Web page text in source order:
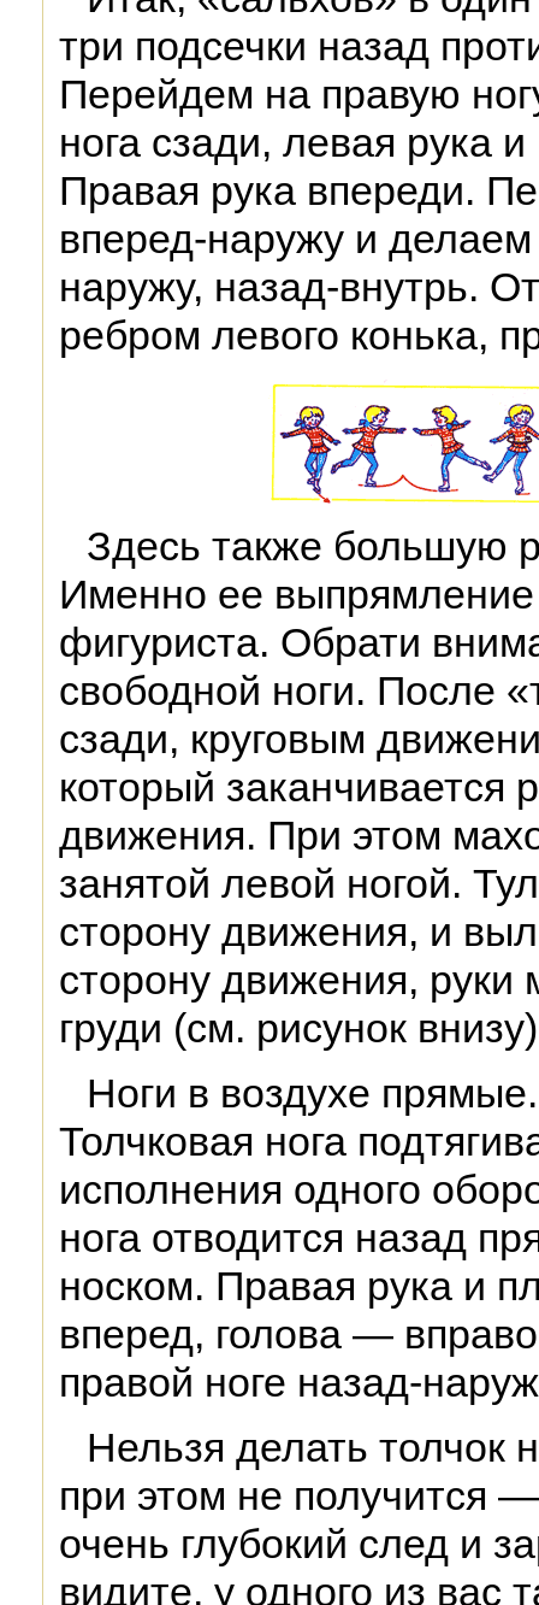
три подсечки назад
Перейдем на правую
нога сзади, левая рука
Правая рука впереди.
вперед-наружу и
наружу, назад-внутрь.
ребром левого конька,
Здесь также большую
Именно ее выпрямление
фигуриста. Обрати
свободной ноги. После
сзади, круговым
который заканчивается
движения. При этом
занятой левой ногой.
сторону движения, и
сторону движения,
груди (см. рисунок
Ноги в воздухе
Толчковая нога
исполнения одного
нога отводится назад
носком. Правая рука и
вперед, голова —
правой ноге назад-
Нельзя делать толчок
при этом не получится
очень глубокий след и
видите, у одного из вас